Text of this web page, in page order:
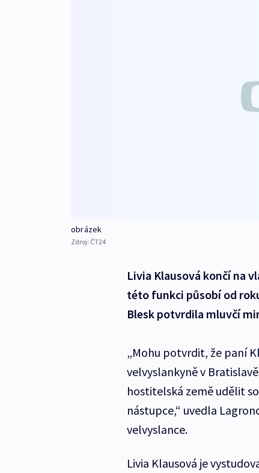
obrázek
Zdroj: ČT24
Livia Klausová končí na
této funkci působí od
Blesk potvrdila mluvčí
„Mohu potvrdit, že paní
velvyslankyně v
hostitelská země udělit
nástupce,“ uvedla
velvyslance.
Livia Klausová je